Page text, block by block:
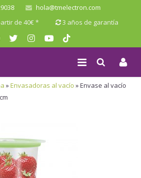
hola@tmelectron.com
de 40€ *
3 años de garantía
»Envasadoras al vacío »Envase al vacío